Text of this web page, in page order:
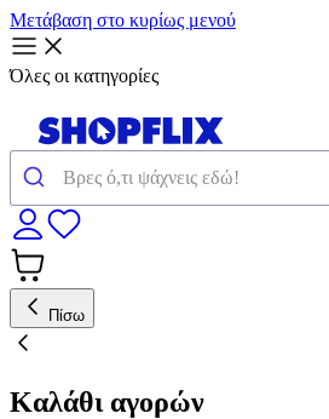
Μετάβαση στο κυρίως μενού
Όλες οι κατηγορίες
Πίσω
Καλάθι αγορών